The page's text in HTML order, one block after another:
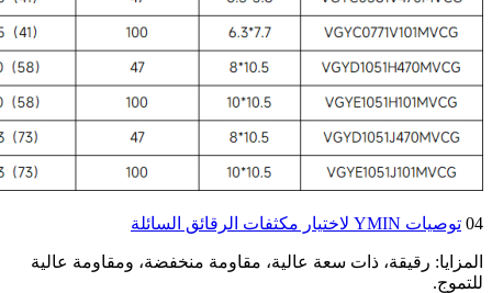
04 توصيات YMIN لاختيار مكثفات الرقائق السائلة
المزايا: رقيقة، ذات سعة عالية، مقاومة منخفضة، ومقاومة عالية
للتموج.